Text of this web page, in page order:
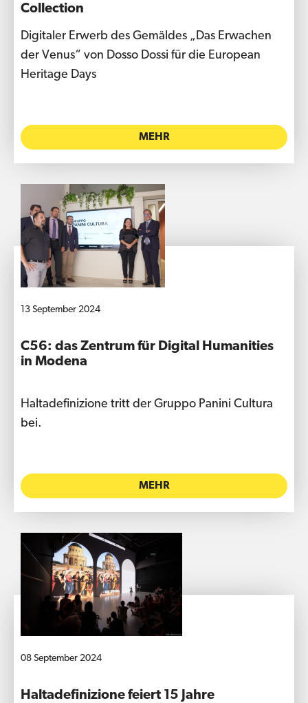
Collection
Digitaler Erwerb des Gemäldes „Das Erwachen
der Venus“ von Dosso Dossi für die European
Heritage Days
MEHR
13 September 2024
C56: das Zentrum für Digital Humanities
in Modena
Haltadefinizione tritt der Gruppo Panini Cultura
bei.
MEHR
08 September 2024
Haltadefinizione feiert 15 Jahre